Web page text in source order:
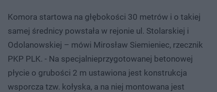
Komora startowa na głębokości 30 metrów i o takiej
samej średnicy powstała w rejonie ul. Stolarskiej i
Odolanowskiej – mówi Mirosław Siemieniec, rzecznik
PKP PLK. - Na specjalnieprzygotowanej betonowej
płycie o grubości 2 m ustawiona jest konstrukcja
wsporcza tzw. kołyska, a na niej montowana jest